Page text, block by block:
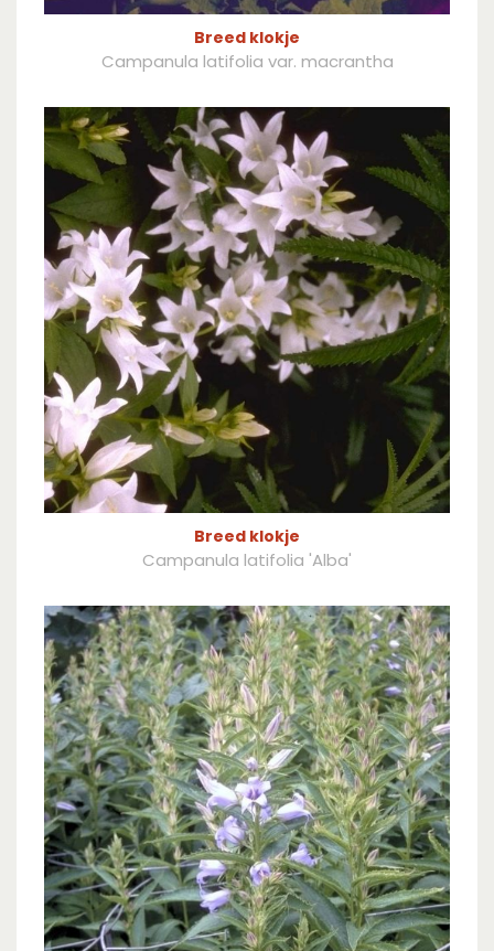
Breed klokje
Campanula latifolia var. macrantha
Breed klokje
Campanula latifolia 'Alba'